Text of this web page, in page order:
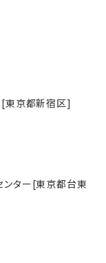
[東京都新宿区]
ンター[東京都台東